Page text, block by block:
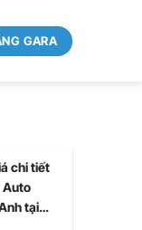
GARA
chi tiết
Auto
tại